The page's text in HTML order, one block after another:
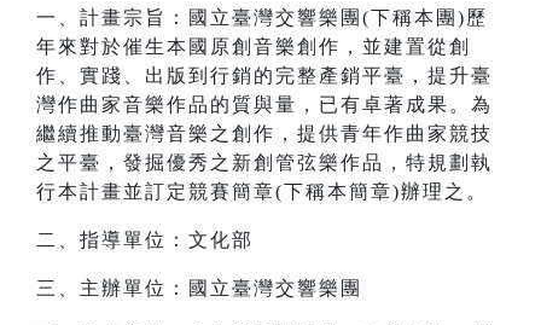
一、計畫宗旨：國立臺灣交響樂團(下稱本團)歷
年來對於催生本國原創音樂創作，並建置從創
作、實踐、出版到行銷的完整產銷平臺，提升臺
灣作曲家音樂作品的質與量，已有卓著成果。為
繼續推動臺灣音樂之創作，提供青年作曲家競技
之平臺，發掘優秀之新創管弦樂作品，特規劃執
行本計畫並訂定競賽簡章(下稱本簡章)辦理之。
二、指導單位：文化部
三、主辦單位：國立臺灣交響樂團